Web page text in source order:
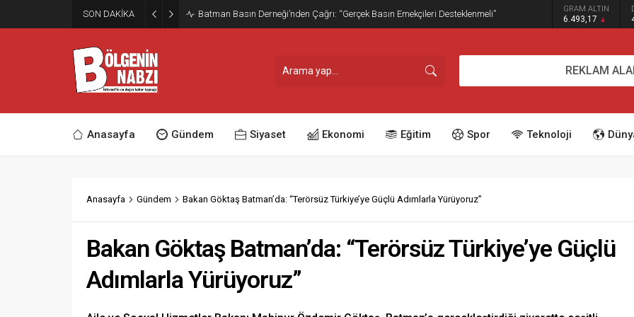
SON DAKİKA Zabıta Ekiplerinden Yol ve Kaldırım İşgaline Geçit Yok! GRAM ALTIN
6.493,17
REKLAM
Anasayfa Gündem Siyaset Ekonomi Eğitim Spor Teknoloji
Anasayfa Gündem Bakan Göktaş Batman’da: “Terörsüz Türkiye’ye Güçlü Adımlarla Yürüyoruz”
Bakan Göktaş Batman’da: “Terörsüz Türkiye’ye Güçlü
Adımlarla Yürüyoruz”